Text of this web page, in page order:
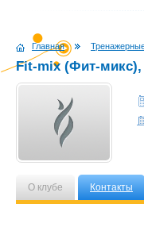
Главная
Fit-mix (Фит-микс),
О клубе Контакты